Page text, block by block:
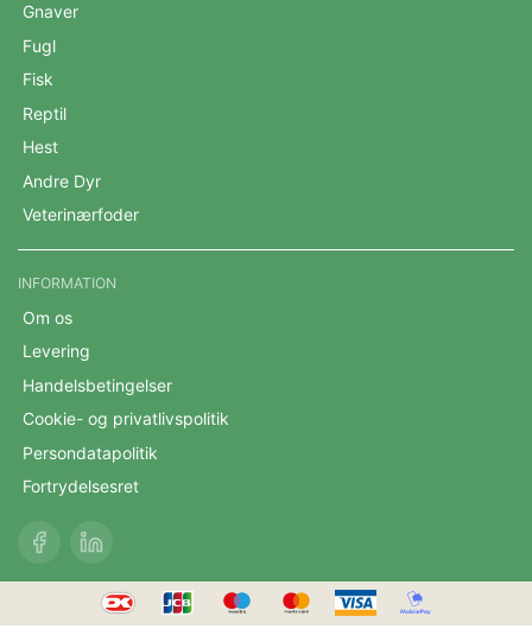
Gnaver
Fugl
Fisk
Reptil
Hest
Andre Dyr
Veterinærfoder
INFORMATION
Om os
Levering
Handelsbetingelser
Cookie- og privatlivspolitik
Persondatapolitik
Fortrydelsesret